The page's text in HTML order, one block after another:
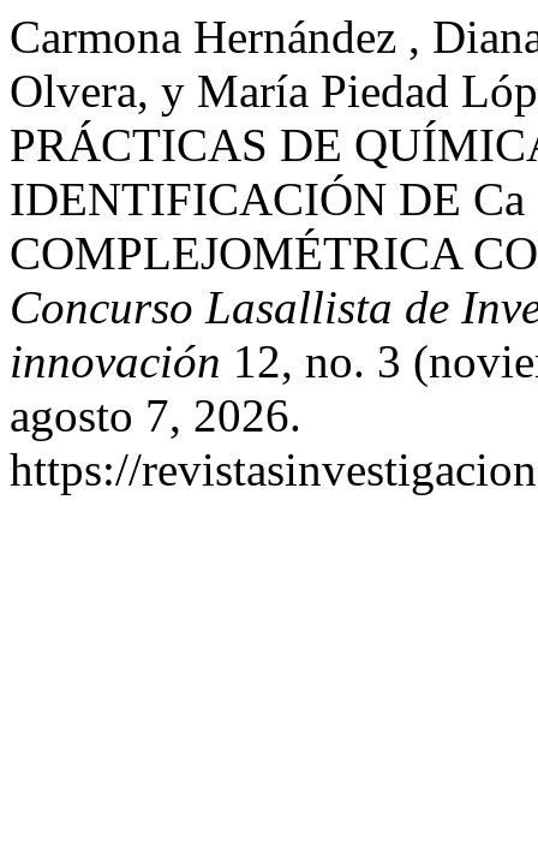
Carmona Hernández ,
Olvera, y María Piedad
PRÁCTICAS DE
IDENTIFICACIÓN DE
COMPLEJOMÉTRICA
Concurso Lasallista de
innovación 12, no. 3
agosto 7, 2026.
https://